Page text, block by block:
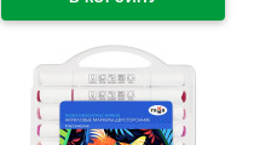
арт.26032025_120
В наличии